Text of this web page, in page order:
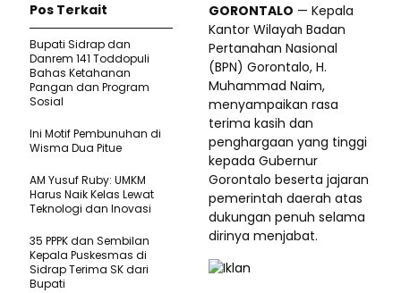
GORONTALO — Kepala
Kantor Wilayah Badan
Pertanahan Nasional
(BPN) Gorontalo, H.
Muhammad Naim,
menyampaikan rasa
terima kasih dan
penghargaan yang tinggi
kepada Gubernur
Gorontalo beserta jajaran
pemerintah daerah atas
dukungan penuh selama
dirinya menjabat.
Pos Terkait
Bupati Sidrap dan
Danrem 141 Toddopuli
Bahas Ketahanan
Pangan dan Program
Sosial
Ini Motif Pembunuhan di
Wisma Dua Pitue
AM Yusuf Ruby: UMKM
Harus Naik Kelas Lewat
Teknologi dan Inovasi
35 PPPK dan Sembilan
Kepala Puskesmas di
Sidrap Terima SK dari
Bupati